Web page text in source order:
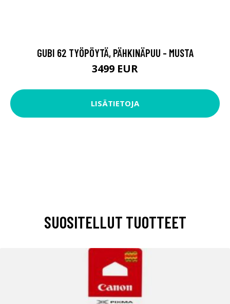
GUBI 62 TYÖPÖYTÄ, PÄHKINÄPUU - MUSTA
3499 EUR
LISÄTIETOJA
SUOSITELLUT TUOTTEET